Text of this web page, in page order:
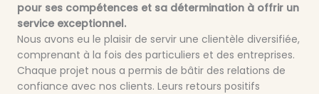
pour ses compétences et sa détermination à offrir un
service exceptionnel.
Nous avons eu le plaisir de servir une clientèle diversifiée,
comprenant à la fois des particuliers et des entreprises.
Chaque projet nous a permis de bâtir des relations de
confiance avec nos clients. Leurs retours positifs